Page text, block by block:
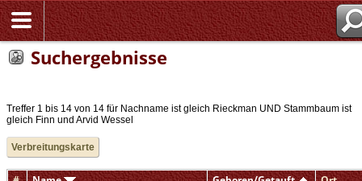
Suchergebnisse
Treffer 1 bis 14 von 14 für Nachname ist gleich Rieckman UND Stammbaum ist
gleich Finn und Arvid Wessel
Verbreitungskarte